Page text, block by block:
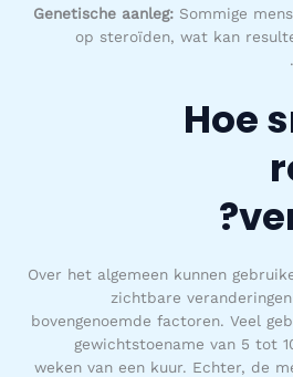
Genetische aanleg:Sommige
op steroïden, wat kan
Hoe
Over het algemeen kunnen
zichtbare
bovengenoemde factoren. Veel
gewichtstoename van 5 tot
weken van een kuur. Echter, de